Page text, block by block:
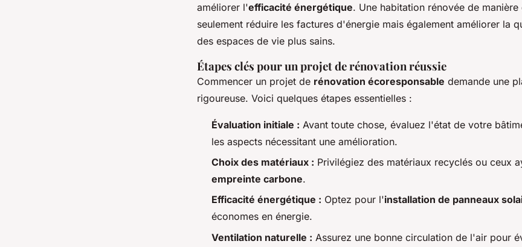
améliorer l'efficacité énergétique. Une habitation rénovée de
seulement réduire les factures d'énergie mais également améliorer la
des espaces de vie plus sains.
Étapes clés pour un projet de rénovation réussie
Commencer un projet de rénovation écoresponsable demande une
rigoureuse. Voici quelques étapes essentielles :
Évaluation initiale : Avant toute chose, évaluez l'état de votre
les aspects nécessitant une amélioration.
Choix des matériaux : Privilégiez des matériaux recyclés ou ceux
empreinte carbone.
Efficacité énergétique : Optez pour l'installation de panneaux
économes en énergie.
Ventilation naturelle : Assurez une bonne circulation de l'air pour